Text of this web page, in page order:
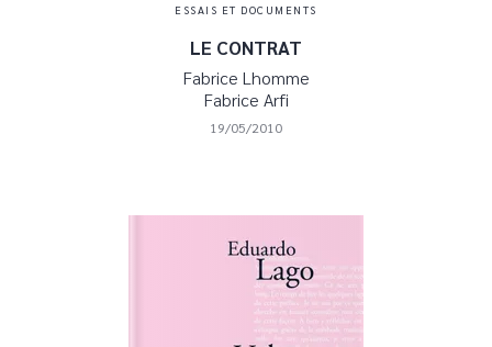
ESSAIS ET DOCUMENTS
LE CONTRAT
Fabrice Lhomme
Fabrice Arfi
19/05/2010